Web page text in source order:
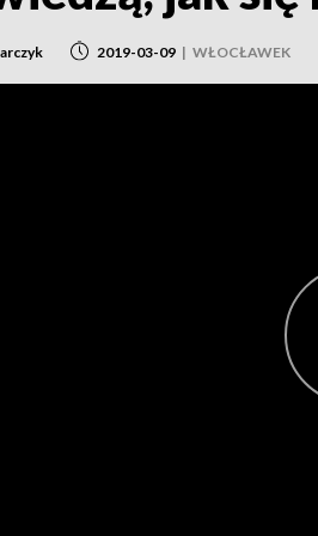
2019-03-09 | WŁOCŁAWEK